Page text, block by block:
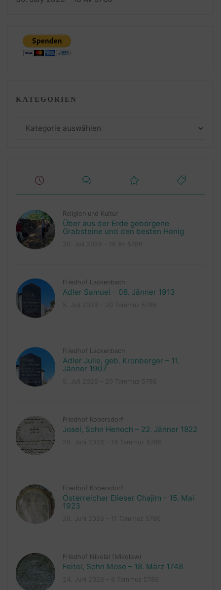
KATEGORIEN
Kategorien
Religion und Kultur
Über aus der Erde geborgene
Grabsteine und den besten Honig
Friedhof Lackenbach
Adler Samuel – 08. Jänner 1913
Friedhof Lackenbach
Adler Julie, geb. Kronberger – 11.
Jänner 1907
Friedhof Kobersdorf
Josel, Sohn Henoch – 22. Jänner 1822
Friedhof Kobersdorf
Österreicher Elieser Chajim – 15. Mai
1923
Friedhof Nikolai (Mikolow)
Feitel, Sohn Mose – 18. März 1748